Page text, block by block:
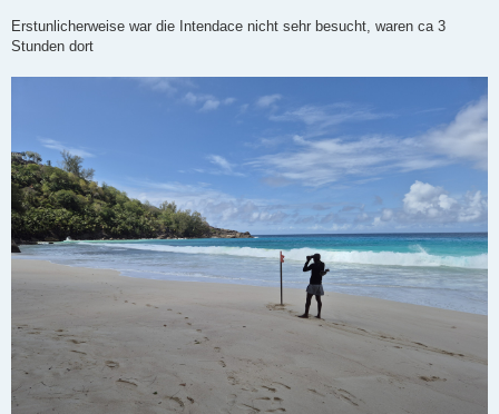
Erstunlicherweise war die Intendace nicht sehr besucht, waren ca 3
Stunden dort